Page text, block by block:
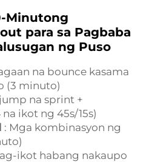
Minutong
para sa Pagbaba
ng Puso
na bounce kasama
(3 minuto)
na sprint +
ikot ng 45s/15s)
: Mga kombinasyon ng
ikot habang nakaupo